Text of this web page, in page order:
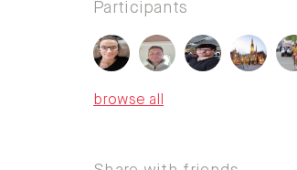
Participants
browse all